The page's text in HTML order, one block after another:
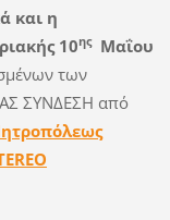
και η
10ηςΜαΐου
των
ΣΥΝΔΕΣΗ από